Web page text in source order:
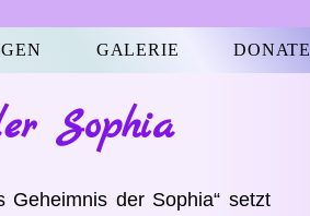
GALERIE DONATE
Sophia
Geheimnis der Sophia“ setzt